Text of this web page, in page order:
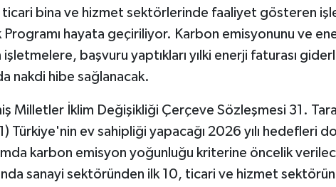
ticari bina ve hizmet sektörlerinde faaliyet gösteren
Programı hayata geçiriliyor. Karbon emisyonunu ve
işletmelere, başvuru yaptıkları yılki enerji faturası
nakdi hibe sağlanacak.
Milletler İklim Değişikliği Çerçeve Sözleşmesi 31.
Türkiye'nin ev sahipliği yapacağı 2026 yılı hedefleri
karbon emisyon yoğunluğu kriterine öncelik
sanayi sektöründen ilk 10, ticari ve hizmet